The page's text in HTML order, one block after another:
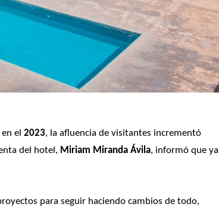
en el 2023, la afluencia de visitantes incrementó
del hotel, Miriam Miranda Ávila, informó que ya
para seguir haciendo cambios de todo,